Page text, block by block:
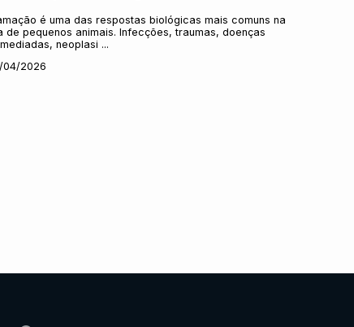
é uma das respostas biológicas mais comuns na
de pequenos animais. Infecções, traumas, doenças
neoplasi ...
04/2026